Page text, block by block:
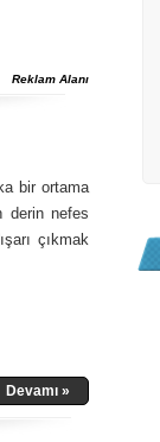
Reklam Alanı
bir ortama
derin nefes
çıkmak
Devamı »